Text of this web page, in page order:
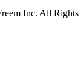
Inc. All Rights